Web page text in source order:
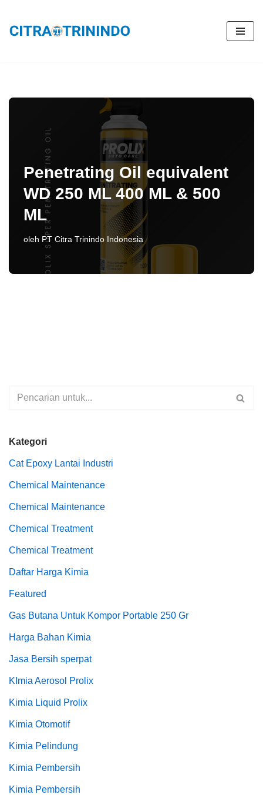
Lompat
Penetrating Oil equivalent
WD 250 ML 400 ML & 500
ML
oleh PT Citra Trinindo Indonesia
Kategori
Cat Epoxy Lantai Industri
Chemical Maintenance
Chemical Maintenance
Chemical Treatment
Chemical Treatment
Daftar Harga Kimia
Featured
Gas Butana Untuk Kompor Portable 250 Gr
Harga Bahan Kimia
Jasa Bersih sperpat
KImia Aerosol Prolix
Kimia Liquid Prolix
Kimia Otomotif
Kimia Pelindung
Kimia Pembersih
Kimia Pembersih